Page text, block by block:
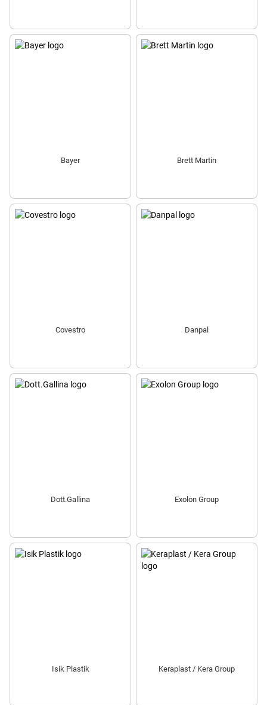
Bayer Brett Martin
Covestro Danpal
Dott.Gallina Exolon Group
Isik Plastik Keraplast / Kera Group